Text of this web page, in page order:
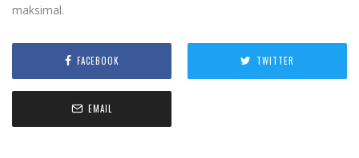
maksimal.
FACEBOOK TWITTER
EMAIL